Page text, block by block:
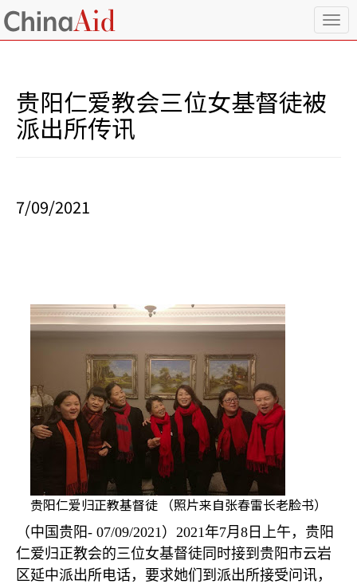
T
o
贵阳仁爱教会三位女基督徒被
派出所传讯
7/09/2021
贵阳仁爱归正教基督徒 （照片来自张春雷长老脸书）
（中国贵阳- 07/09/2021） 2021年7月 8 日上午，贵阳
仁爱归正教会的三位女基督徒同时接到贵阳市云岩
区延中派出所电话，要求她们到派出所接受问讯，